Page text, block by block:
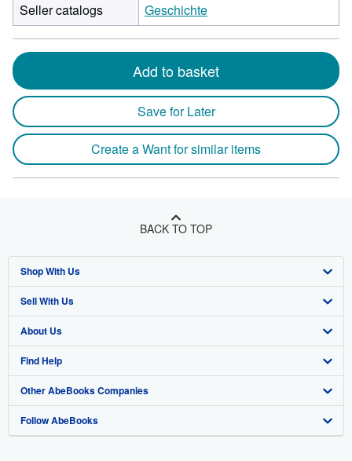
Seller catalogs
Geschichte
Add to basket
Save for Later
Create a Want for similar items
BACK TO TOP
Shop With Us
Advanced Search
Browse Collections
My Account
My Orders
View Basket
Sell With Us
Start Selling
Join Our Affiliate Program
Book Buyback
Refer a seller
About Us
About AbeBooks
Media
Careers
Find Help
Help
Customer Support
Other AbeBooks Companies
AbeBooks.co.uk
Follow AbeBooks